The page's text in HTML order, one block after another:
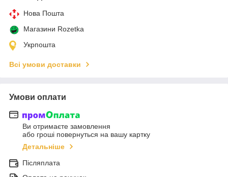
Нова Пошта
Магазини Rozetka
Укрпошта
Всі умови доставки
Умови оплати
Ви отримаєте замовлення
або гроші повернуться на вашу картку
Детальніше
Післяплата